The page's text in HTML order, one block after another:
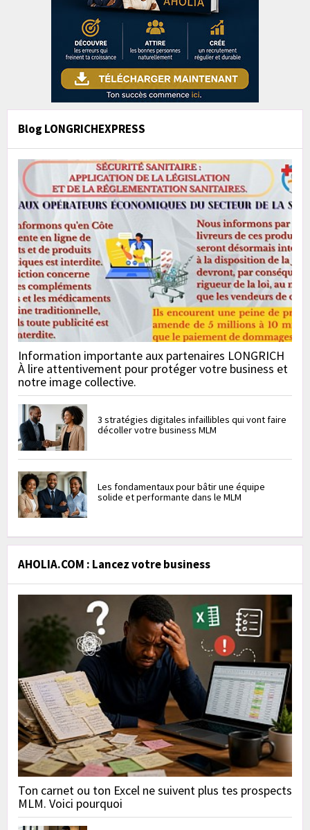
Blog LONGRICHEXPRESS
Information importante aux partenaires LONGRICH
À lire attentivement pour protéger votre business et
notre image collective.
3 stratégies digitales infaillibles qui vont faire
décoller votre business MLM
Les fondamentaux pour bâtir une équipe
solide et performante dans le MLM
AHOLIA.COM : Lancez votre business
Ton carnet ou ton Excel ne suivent plus tes prospects
MLM. Voici pourquoi